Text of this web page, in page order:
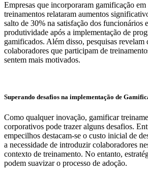
Empresas que incorporaram gamificação em
treinamentos relataram aumentos
salto de 30% na satisfação dos funcionários
produtividade após a implementação de
gamificados. Além disso, pesquisas revelam
colaboradores que participam de
sentem mais motivados.
Superando desafios na implementação de
Como qualquer inovação, gamificar
corporativos pode trazer alguns desafios.
empecilhos destacam-se o custo inicial de
a necessidade de introduzir colaboradores
contexto de treinamento. No entanto,
podem suavizar o processo de adoção.